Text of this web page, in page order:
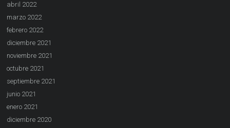
abril 2022
marzo 2022
febrero 2022
diciembre 2021
noviembre 2021
octubre 2021
septiembre 2021
junio 2021
enero 2021
diciembre 2020